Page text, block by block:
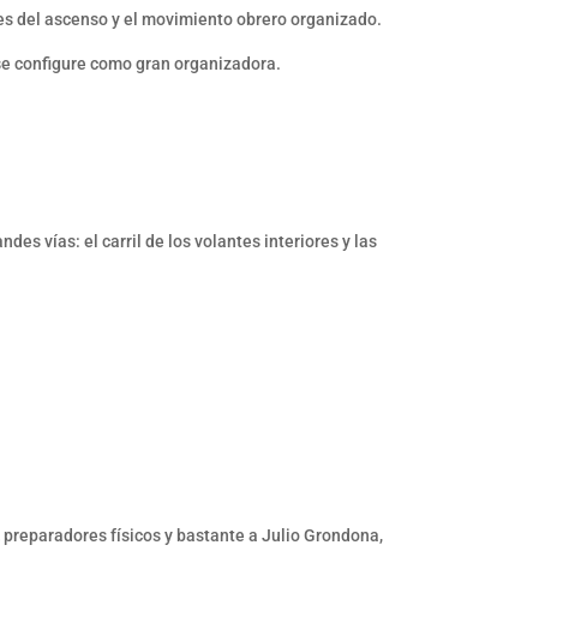
del ascenso y el movimiento obrero organizado.
configure como gran organizadora.
vías: el carril de los volantes interiores y las
físicos y bastante a Julio Grondona,